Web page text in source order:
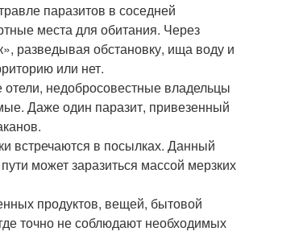
паразитов в соседней
места для обитания. Через
разведывая обстановку, ища воду и
или нет.
недобросовестные владельцы
Даже один паразит, привезенный
встречаются в посылках. Данный
может заразиться массой мерзких
продуктов, вещей, бытовой
точно не соблюдают необходимых